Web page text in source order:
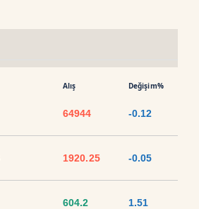
Alış Değişim%
64944 -0.12
1920.25 -0.05
604.2 1.51